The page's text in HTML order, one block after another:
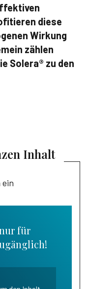
diese
Wirkung
zählen
Solera® zu den
Inhalt
ein
für